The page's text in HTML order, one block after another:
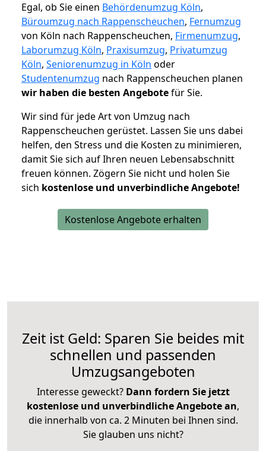
Egal, ob Sie einen Behördenumzug Köln,
Büroumzug nach Rappenscheuchen, Fernumzug
von Köln nach Rappenscheuchen, Firmenumzug,
Laborumzug Köln, Praxisumzug, Privatumzug
Köln, Seniorenumzug in Köln oder
Studentenumzug nach Rappenscheuchen planen
wir haben die besten Angebotefür Sie.
Wir sind für jede Art von Umzug nach
Rappenscheuchen gerüstet. Lassen Sie uns dabei
helfen, den Stress und die Kosten zu minimieren,
damit Sie sich auf Ihren neuen Lebensabschnitt
freuen können. Zögern Sie nicht und holen Sie
sich kostenlose und unverbindliche Angebote!
Kostenlose Angebote erhalten
Zeit ist Geld: Sparen Sie beides mit
schnellen und passenden
Umzugsangeboten
Interesse geweckt? Dann fordern Sie jetzt
kostenlose und unverbindliche Angebote an,
die innerhalb von ca. 2 Minuten bei Ihnen sind.
Sie glauben uns nicht?